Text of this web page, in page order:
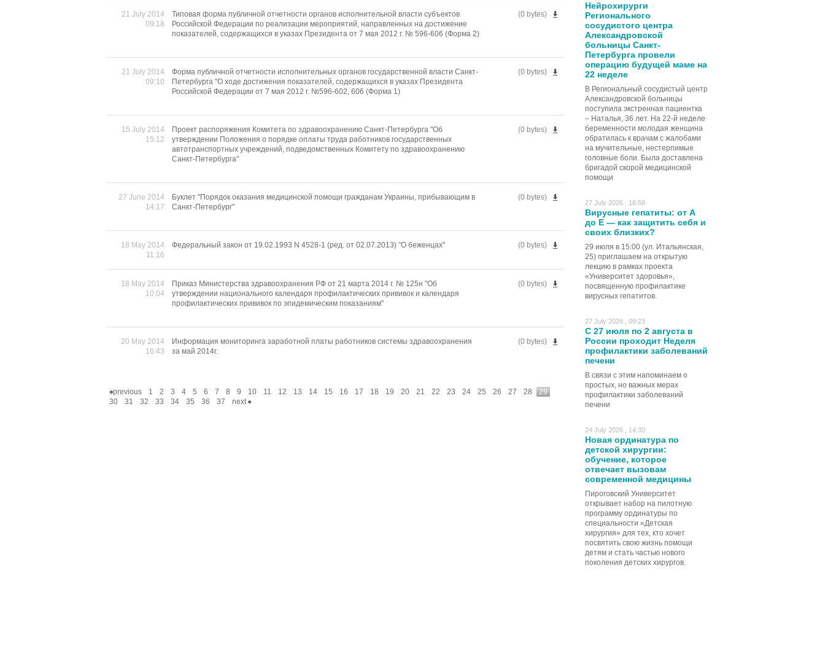
Нейрохирурги
Регионального
сосудистого центра
Александровской
больницы Санкт-
Петербурга провели
операцию будущей маме на
22 неделе
В Региональный сосудистый центр
Александровской больницы
поступила экстренная пациентка
– Наталья, 36 лет. На 22-й неделе
беременности молодая женщина
обратилась к врачам с жалобами
на мучительные, нестерпимые
головные боли. Была доставлена
бригадой скорой медицинской
помощи
27 July 2026 , 16:58
Вирусные гепатиты: от А
до Е — как защитить себя и
своих близких?
29 июля в 15:00 (ул. Итальянская,
25) приглашаем на открытую
лекцию в рамках проекта
«Университет здоровья»,
посвященную профилактике
вирусных гепатитов.
27 July 2026 , 09:23
С 27 июля по 2 августа в
России проходит Неделя
профилактики заболеваний
печени
В связи с этим напоминаем о
простых, но важных мерах
профилактики заболеваний
печени
24 July 2026 , 14:30
Новая ординатура по
детской хирургии:
обучение, которое
отвечает вызовам
современной медицины
Пироговский Университет
открывает набор на пилотную
программу ординатуры по
специальности «Детская
хирургия» для тех, кто хочет
посвятить свою жизнь помощи
детям и стать частью нового
поколения детских хирургов.
21 July 2014
09:18
(0 bytes)
Типовая форма публичной отчетности органов исполнительной власти субъектов
Российской Федерации по реализации мероприятий, направленных на достижение
показателей, содержащихся в указах Президента от 7 мая 2012 г. № 596-606 (Форма 2)
21 July 2014
09:10
(0 bytes)
Форма публичной отчетности исполнительных органов государственной власти Санкт-
Петербурга "О ходе достижения показателей, содержащихся в указах Президента
Российской Федерации от 7 мая 2012 г. №596-602, 606 (Форма 1)
15 July 2014
15:12
(0 bytes)
Проект распоряжения Комитета по здравоохранению Санкт-Петербурга "Об
утверждении Положения о порядке оплаты труда работников государственных
автотранспортных учреждений, подведомственных Комитету по здравоохранению
Санкт-Петербурга"
27 June 2014
14:17
(0 bytes)
Буклет "Порядок оказания медицинской помощи гражданам Украины, прибывающим в
Санкт-Петербург"
18 May 2014
11:16
(0 bytes)
Федеральный закон от 19.02.1993 N 4528-1 (ред. от 02.07.2013) "О беженцах"
18 May 2014
10:04
(0 bytes)
Приказ Министерства здравоохранения РФ от 21 марта 2014 г. № 125н "Об
утверждении национального календаря профилактических прививок и календаря
профилактических прививок по эпидемическим показаниям"
20 May 2014
16:43
(0 bytes)
Информация мониторинга заработной платы работников системы здравоохранения
за май 2014г.
previous 1 2 3 4 5 6 7 8 9 10 11 12 13 14 15 16 17 18 19 20 21 22 23 24 25 26 27 28
29
30
31 32 33 34 35 36 37 next